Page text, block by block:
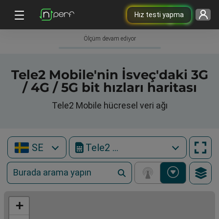
Hız testi yapma
Ölçüm devam ediyor
Tele2 Mobile'nin İsveç'daki 3G
/ 4G / 5G bit hızları haritası
Tele2 Mobile hücresel veri ağı
SE Tele2 Mobile
+